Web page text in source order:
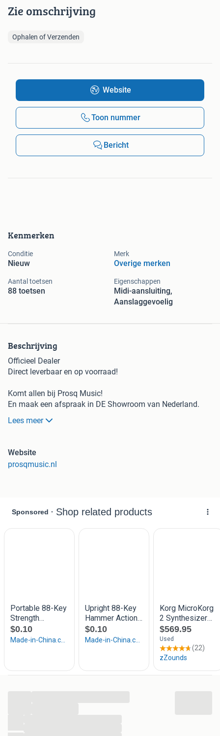
Kenmerken
Conditie
Nieuw
Merk
Overige merken
Aantal toetsen
88 toetsen
Eigenschappen
Midi-aansluiting,
Aanslaggevoelig
Beschrijving
Officieel Dealer
Direct leverbaar en op voorraad!
Komt allen bij Prosq Music!
En maak een afspraak in DE Showroom van Nederland.
Vol van unieke Keyboards/Synthesizers/Digitale Piano's.
NORDSHOP in Dedemsvaart. Mooi te combineren met de
Dedemsvaart.
Kurzweil, Medeli, en veel meer.
Prosq Music is uniek!
Wij doen ons werk met liefde en passie!
De enige plek in Nederland waar je 20-30 Nord modellen
kan uitproberen en waar je advies krijgt van een specialist!
Kom en maak een afspraak om onze showroom te
Lees meer
Website
prosqmusic.nl
Zie omschrijving
Ophalen of Verzenden
Website
Toon nummer
Bericht